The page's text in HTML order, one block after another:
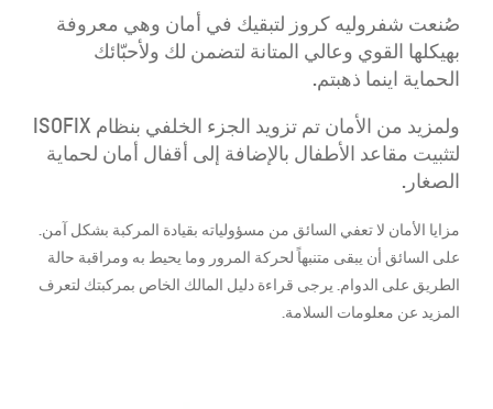
صُنعت شفروليه كروز لتبقيك في أمان وهي معروفة
بهيكلها القوي وعالي المتانة لتضمن لك ولأحبّائك
الحماية اينما ذهبتم.
ولمزيد من الأمان تم تزويد الجزء الخلفي بنظام ISOFIX
لتثبيت مقاعد الأطفال بالإضافة إلى أقفال أمان لحماية
الصغار.
مزايا الأمان لا تعفي السائق من مسؤولياته بقيادة المركبة بشكل آمن.
على السائق أن يبقى متنبهاً لحركة المرور وما يحيط به ومراقبة حالة
الطريق على الدوام. يرجى قراءة دليل المالك الخاص بمركبتك لتعرف
المزيد عن معلومات السلامة.